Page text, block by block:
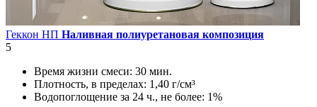
Геккон НП Наливная полиуретановая композиция
5
Время жизни смеси: 30 мин.
Плотность, в пределах: 1,40 г/см³
Водопоглощение за 24 ч., не более: 1%